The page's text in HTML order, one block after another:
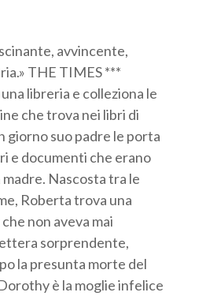
avvincente,
THE TIMES ***
libreria e colleziona le
che trova nei libri di
giorno suo padre le porta
e documenti che erano
Nascosta tra le
Roberta trova una
non aveva mai
sorprendente,
la presunta morte del
è la moglie infelice